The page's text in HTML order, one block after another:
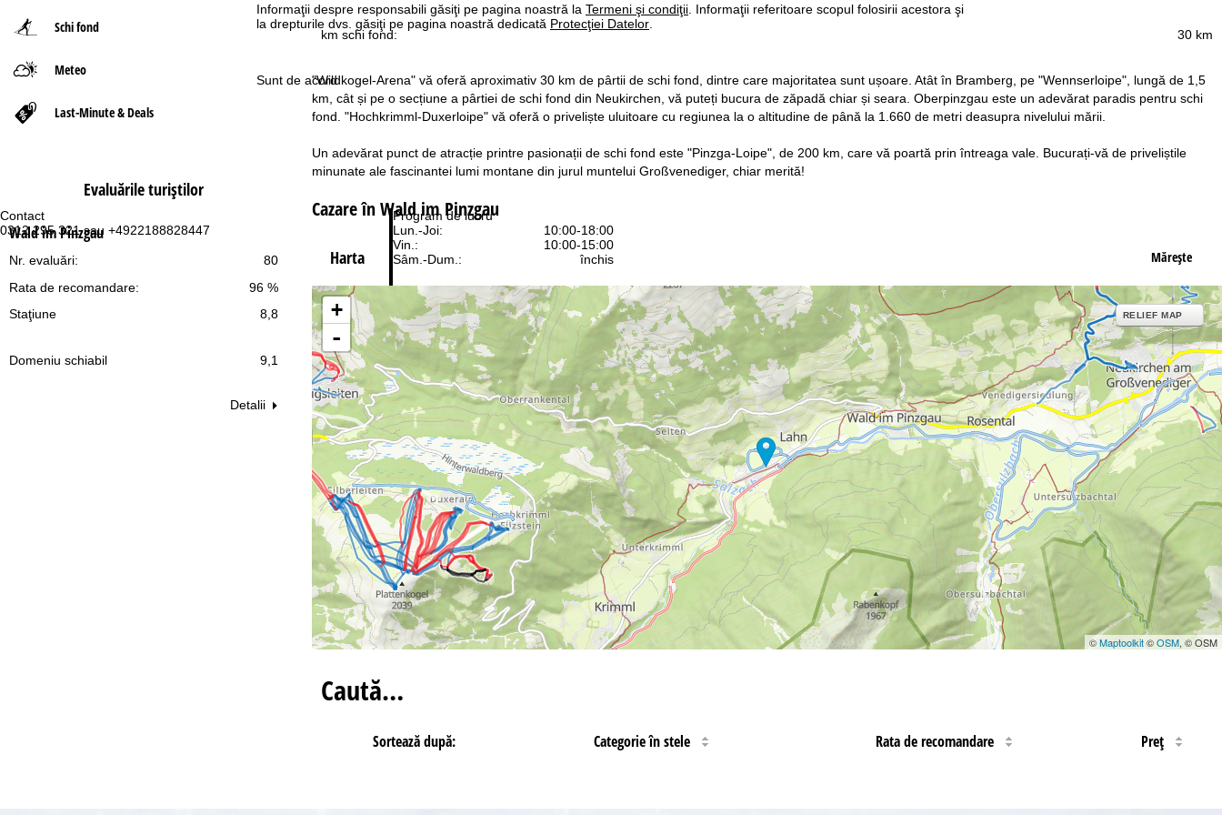
Informaţii despre responsabili găsiţi pe pagina noastră la Termeni şi condiţii. Informaţii referitoare scopul folosirii acestora şi
la drepturile dvs. găsiţi pe pagina noastră dedicată Protecţiei Datelor.
Sunt de acord
Contact
0312 295 321 sau +4922188828447
Program de lucru
Lun.-Joi:
10:00-18:00
Vin.:
10:00-15:00
Sâm.-Dum.:
închis
Contact
Asistenţă
Schi fond
Meteo
Last-Minute & Deals
Evaluările turiştilor
Wald im Pinzgau
80
Nr. evaluări:
96 %
Rata de recomandare:
Staţiune
8,8
Domeniu schiabil 9,1
Detalii
ă 30 km
km schi fond:
"Wildkogel-Arena" vă oferă aproximativ 30 km de pârtii de schi fond, dintre care majoritatea sunt ușoare. Atât în Bramberg, pe "Wennserloipe", lungă de 1,5
km, cât și pe o secțiune a pârtiei de schi fond din Neukirchen, vă puteți bucura de zăpadă chiar și seara. Oberpinzgau este un adevărat paradis pentru schi
fond. "Hochkrimml-Duxerloipe" vă oferă o priveliște uluitoare cu regiunea la o altitudine de până la 1.660 de metri deasupra nivelului mării.
Un adevărat punct de atracție printre pasionații de schi fond este "Pinzga-Loipe", de 200 km, care vă poartă prin întreaga vale. Bucurați-vă de priveliștile
minunate ale fascinantei lumi montane din jurul muntelui Großvenediger, chiar merită!
Cazare în Wald im Pinzgau
Harta Măreşte
+
-
RELIEF MAP
©Maptoolkit©OSM, © OSM
Caută…
Sortează după: Categorie în stele Rata de recomandare Preţ